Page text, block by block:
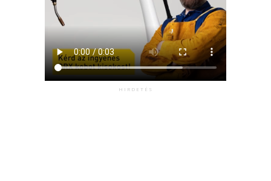
HIRDETÉS